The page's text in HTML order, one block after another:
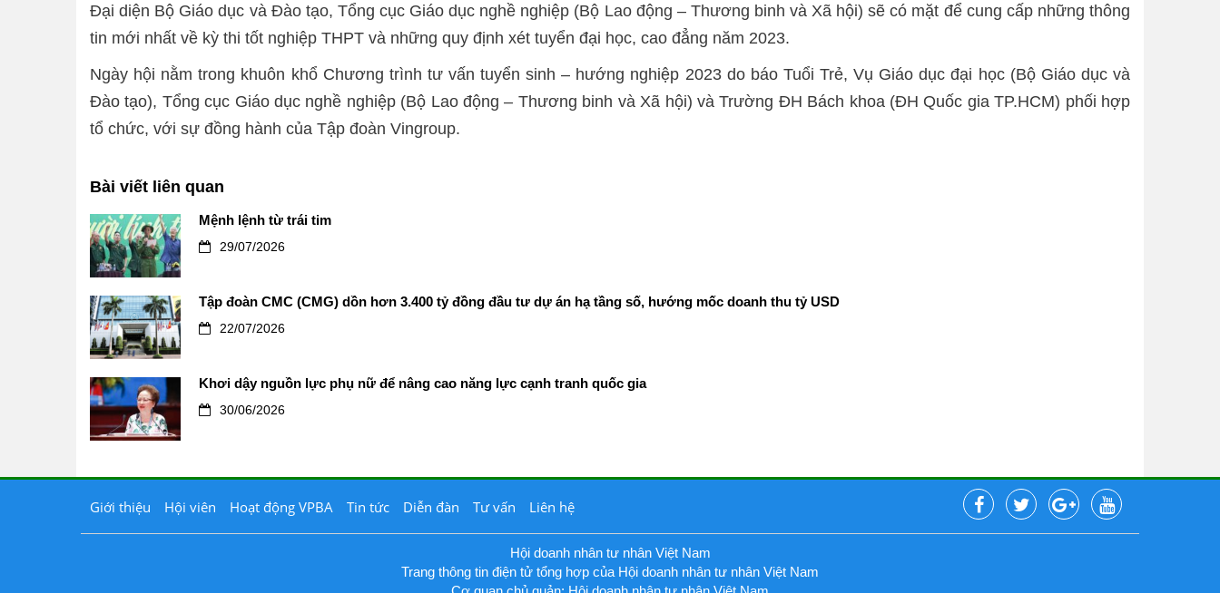
Đại diện Bộ Giáo dục và Đào tạo, Tổng cục Giáo dục nghề nghiệp (Bộ Lao động – Thương binh và Xã hội) sẽ có mặt để cung cấp những thông
tin mới nhất về kỳ thi tốt nghiệp THPT và những quy định xét tuyển đại học, cao đẳng năm 2023.
Ngày hội nằm trong khuôn khổ Chương trình tư vấn tuyển sinh – hướng nghiệp 2023 do báo Tuổi Trẻ, Vụ Giáo dục đại học (Bộ Giáo dục và
Đào tạo), Tổng cục Giáo dục nghề nghiệp (Bộ Lao động – Thương binh và Xã hội) và Trường ĐH Bách khoa (ĐH Quốc gia TP.HCM) phối hợp
tổ chức, với sự đồng hành của Tập đoàn Vingroup.
Bài viết liên quan
Mệnh lệnh từ trái tim
29/07/2026
Tập đoàn CMC (CMG) dồn hơn 3.400 tỷ đồng đầu tư dự án hạ tầng số, hướng mốc doanh thu tỷ USD
22/07/2026
Khơi dậy nguồn lực phụ nữ để nâng cao năng lực cạnh tranh quốc gia
30/06/2026
Giới thiệu Hội viên Hoạt động VPBA Tin tức Diễn đàn Tư vấn Liên hệ
Hội doanh nhân tư nhân Việt Nam
Trang thông tin điện tử tổng hợp của Hội doanh nhân tư nhân Việt Nam